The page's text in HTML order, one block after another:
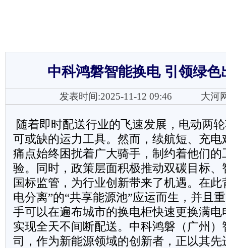
中科鸿磐智能换电 引领绿色
发表时间:2025-11-12 09:46 大河
随着即时配送行业的飞速发展，电动两
可或缺的运力工具。然而，续航短、充
痛点始终困扰着广大骑手，制约着他们
验。同时，政策层面积极推动双碳目标
国标监管，为行业创新带来了机遇。在此
电分离”的“共享能源池”应运而生，并且
手可以在遍布城市的换电柜快速更换满
实现全天不间断配送。中科鸿磐（广州
司，作为新能源领域的创新者，正以其